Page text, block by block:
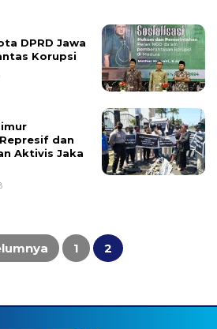
DPRD Jawa
Korupsi
dan
Aktivis Jaka
1 2